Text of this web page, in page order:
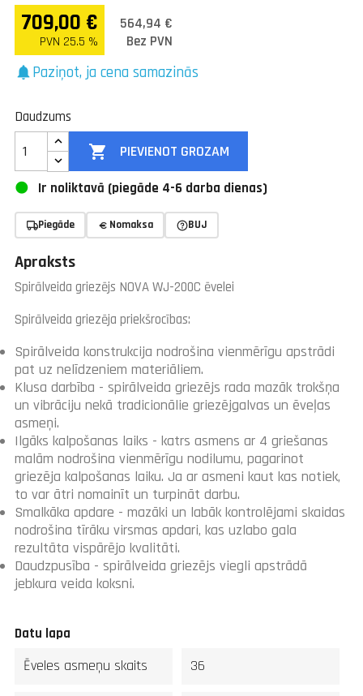
709,00 €
PVN 25.5 %
564,94 €
Bez PVN
notificationsPaziņot, ja cena samazinās
Daudzums
 PIEVIENOT GROZAM
Ir noliktavā (piegāde 4-6 darba dienas)
Piegāde Nomaksa BUJ
Apraksts
Spirālveida griezējs NOVA WJ-200C ēvelei
Spirālveida griezēja priekšrocības:
Spirālveida konstrukcija nodrošina vienmērīgu apstrādi
pat uz nelīdzeniem materiāliem.
Klusa darbība - spirālveida griezējs rada mazāk trokšņa
un vibrāciju nekā tradicionālie griezējgalvas un ēveļas
asmeņi.
Ilgāks kalpošanas laiks - katrs asmens ar 4 griešanas
malām nodrošina vienmērīgu nodilumu, pagarinot
griezēja kalpošanas laiku. Ja ar asmeni kaut kas notiek,
to var ātri nomainīt un turpināt darbu.
Smalkāka apdare - mazāki un labāk kontrolējami skaidas
nodrošina tīrāku virsmas apdari, kas uzlabo gala
rezultāta vispārējo kvalitāti.
Daudzpusība - spirālveida griezējs viegli apstrādā
jebkura veida koksni.
Datu lapa
Ēveles asmeņu skaits 36